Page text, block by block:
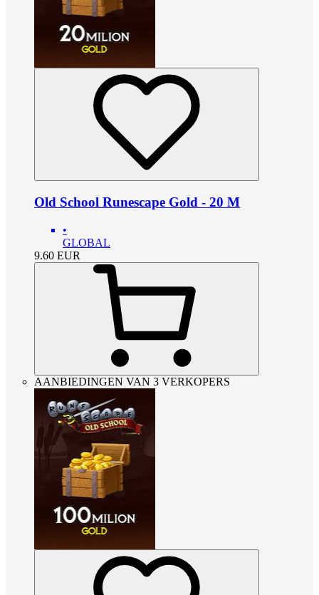
Old School Runescape Gold - 20 M
•
GLOBAL
9.60 EUR
AANBIEDINGEN VAN 3 VERKOPERS